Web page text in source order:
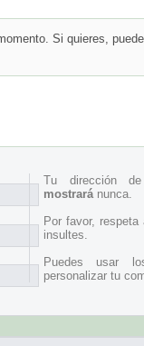
Si quieres,
Tu dirección
mostraránunca.
Por favor,
insultes.
Puedes usar
personalizar tu